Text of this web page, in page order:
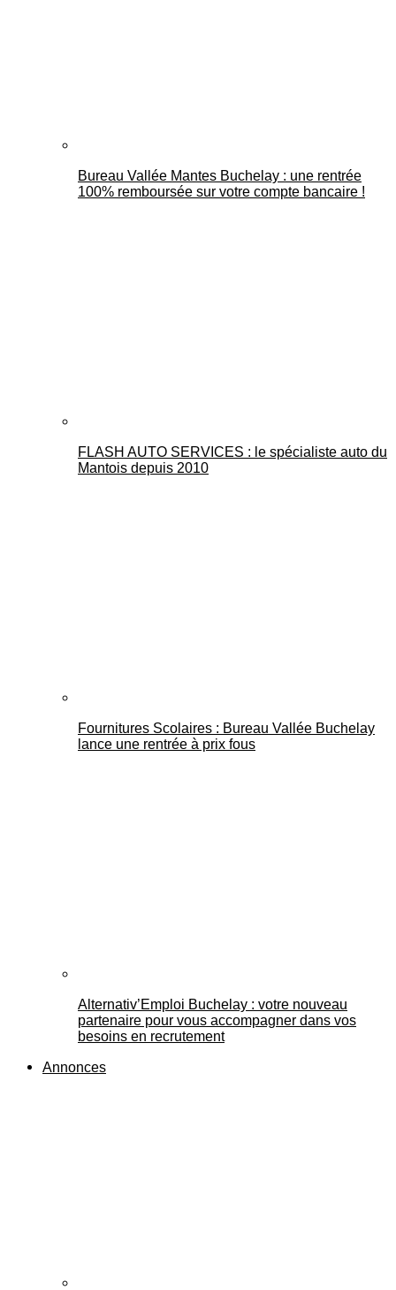
Bureau Vallée Mantes Buchelay : une rentrée
100% remboursée sur votre compte bancaire !
FLASH AUTO SERVICES : le spécialiste auto du
Mantois depuis 2010
Fournitures Scolaires : Bureau Vallée Buchelay
lance une rentrée à prix fous
Alternativ’Emploi Buchelay : votre nouveau
partenaire pour vous accompagner dans vos
besoins en recrutement
Annonces